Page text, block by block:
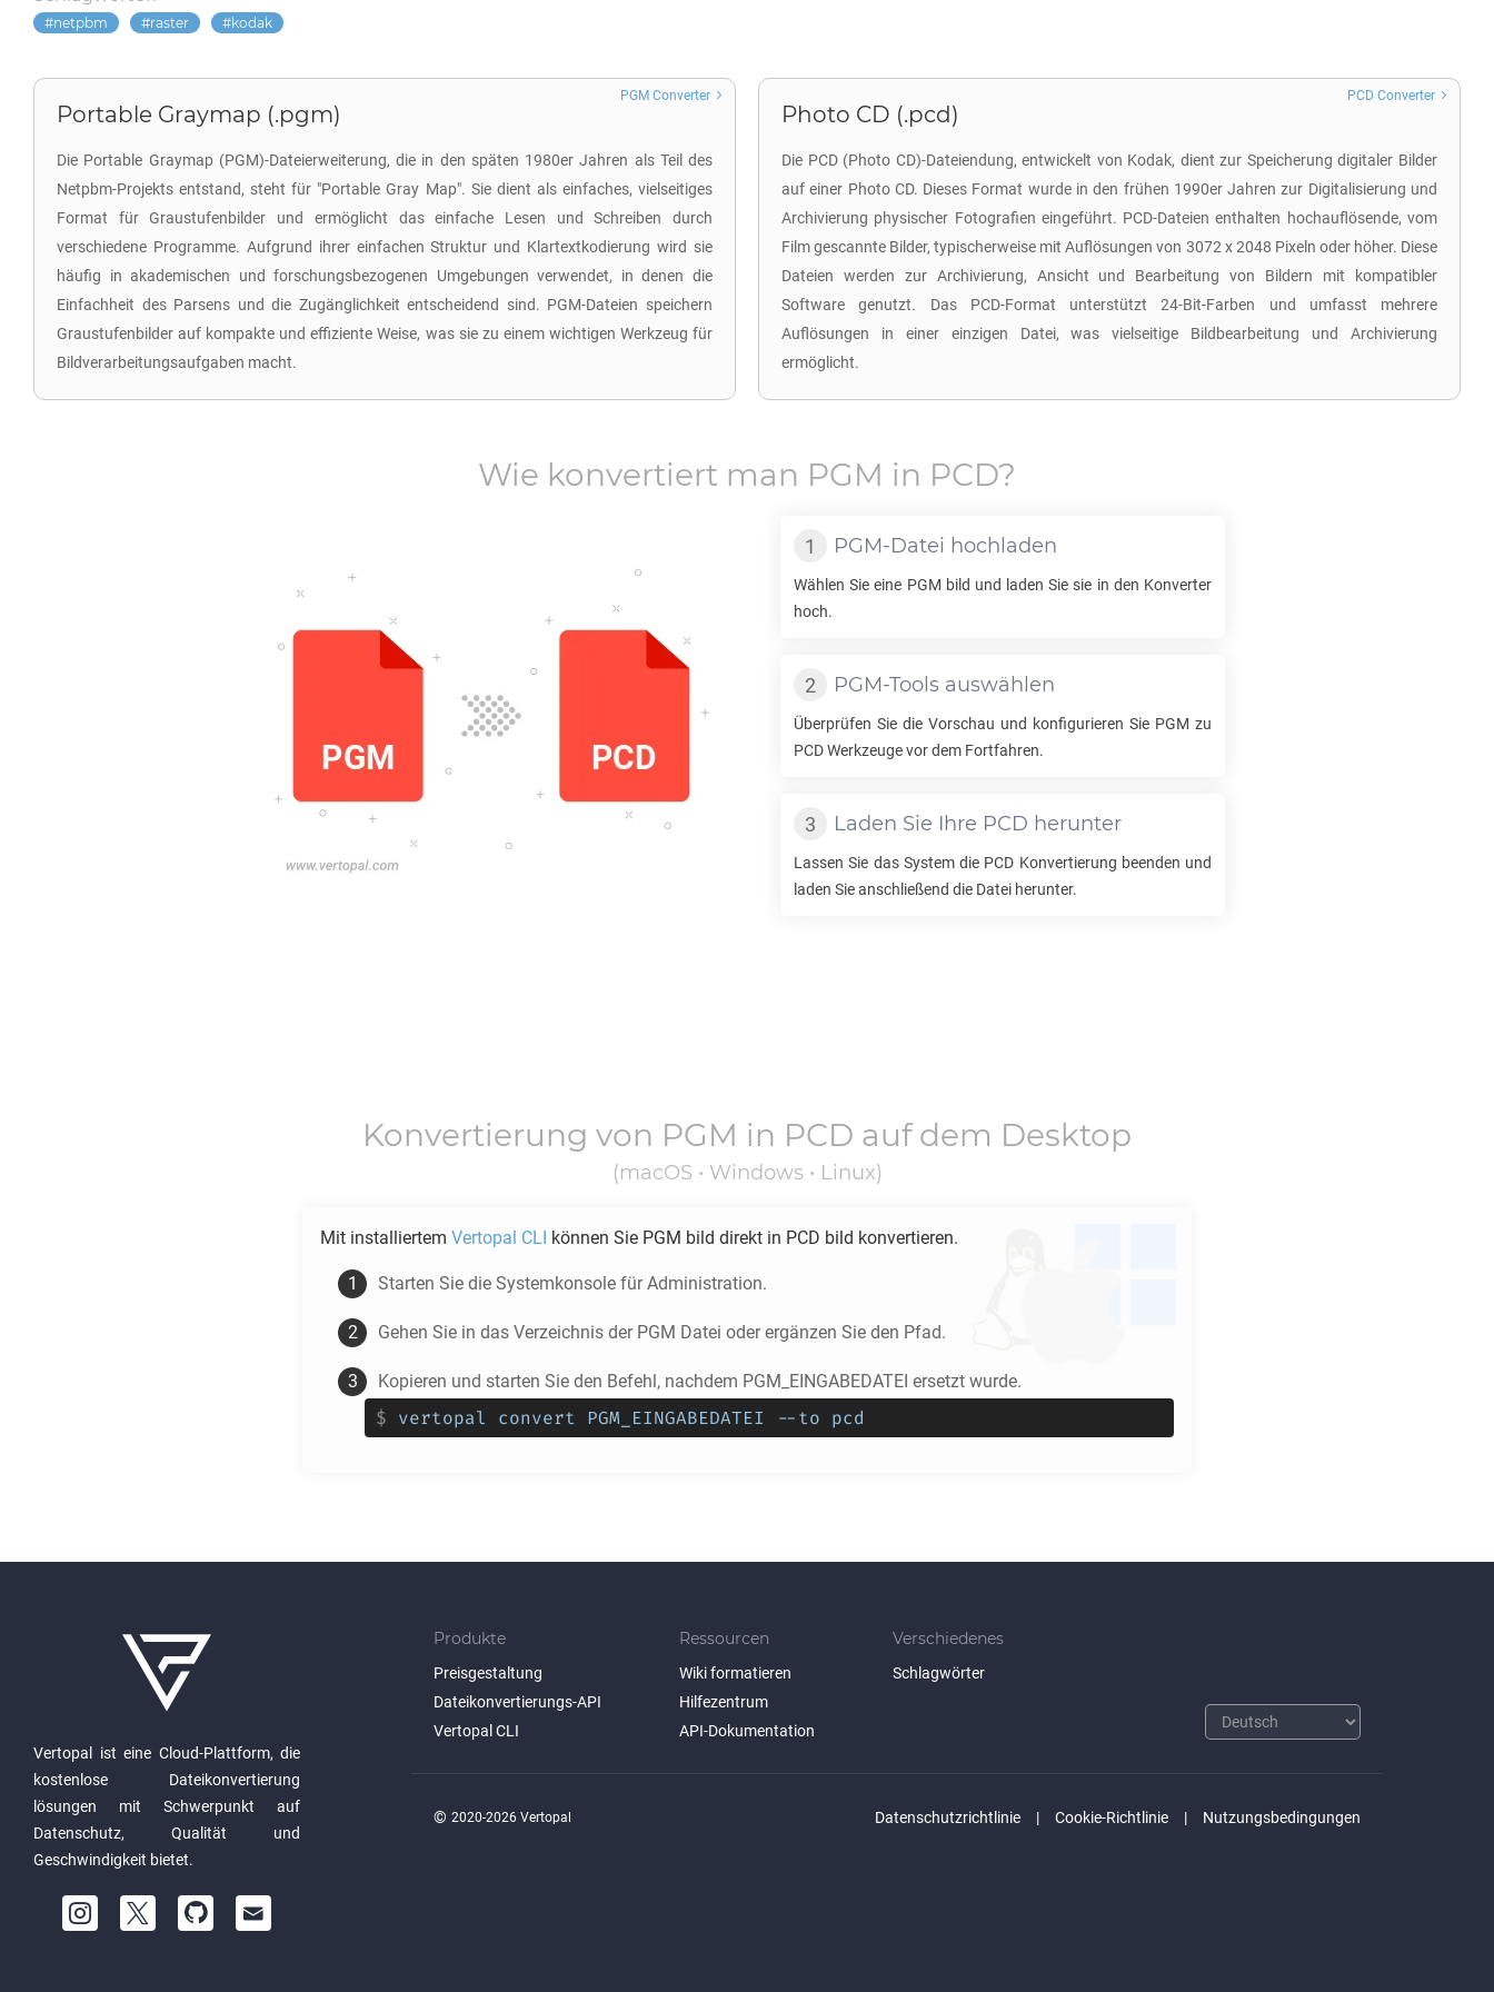
netpbm raster kodak
Portable Graymap (.pgm)
Die Portable Graymap (PGM)-Dateierweiterung, die in den späten 1980er Jahren als Teil des
Netpbm-Projekts entstand, steht für "Portable Gray Map". Sie dient als einfaches, vielseitiges
Format für Graustufenbilder und ermöglicht das einfache Lesen und Schreiben durch
verschiedene Programme. Aufgrund ihrer einfachen Struktur und Klartextkodierung wird sie
häufig in akademischen und forschungsbezogenen Umgebungen verwendet, in denen die
Einfachheit des Parsens und die Zugänglichkeit entscheidend sind. PGM-Dateien speichern
Graustufenbilder auf kompakte und effiziente Weise, was sie zu einem wichtigen Werkzeug für
Bildverarbeitungsaufgaben macht.
PGM Converter
Photo CD (.pcd)
Die PCD (Photo CD)-Dateiendung, entwickelt von Kodak, dient zur Speicherung digitaler Bilder
auf einer Photo CD. Dieses Format wurde in den frühen 1990er Jahren zur Digitalisierung und
Archivierung physischer Fotografien eingeführt. PCD-Dateien enthalten hochauflösende, vom
Film gescannte Bilder, typischerweise mit Auflösungen von 3072 x 2048 Pixeln oder höher. Diese
Dateien werden zur Archivierung, Ansicht und Bearbeitung von Bildern mit kompatibler
Software genutzt. Das PCD-Format unterstützt 24-Bit-Farben und umfasst mehrere
Auflösungen in einer einzigen Datei, was vielseitige Bildbearbeitung und Archivierung
ermöglicht.
PCD Converter
Wie konvertiert man PGM in PCD?
PGM-Datei hochladen
Wählen Sie eine PGM bild und laden Sie sie in den Konverter
hoch.
PGM-Tools auswählen
Überprüfen Sie die Vorschau und konfigurieren Sie PGM zu
PCDWerkzeuge vor dem Fortfahren.
Laden Sie Ihre PCD herunter
Lassen Sie das System die PCD Konvertierung beenden und
laden Sie anschließend die Datei herunter.
Konvertierung von PGM in PCD auf dem Desktop
(macOS • Windows • Linux)
Mit installiertem Vertopal CLI können Sie PGM bild direkt in PCD bild konvertieren.
Starten Sie die Systemkonsole für Administration.
Gehen Sie in das Verzeichnis der PGM Datei oder ergänzen Sie den Pfad.
Kopieren und starten Sie den Befehl, nachdem PGM_EINGABEDATEI ersetzt wurde.
$ vertopal convert PGM_EINGABEDATEI --to pcd
Vertopal ist eine Cloud-Plattform, die
kostenlose Dateikonvertierung
lösungen mit Schwerpunkt auf
Datenschutz, Qualität und
Geschwindigkeit bietet.
Produkte
Preisgestaltung
Dateikonvertierungs-API
Vertopal CLI
Ressourcen
Wiki formatieren
Hilfezentrum
API-Dokumentation
Verschiedenes
Schlagwörter
Datenschutzrichtlinie Cookie-Richtlinie Nutzungsbedingungen
© 2020-2026 Vertopal